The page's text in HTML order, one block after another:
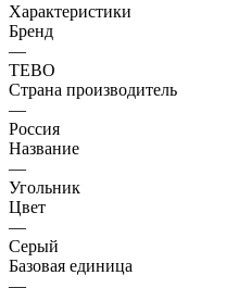
Характеристики
Бренд
—
TEBO
Страна производитель
—
Россия
Название
—
Угольник
Цвет
—
Серый
Базовая единица